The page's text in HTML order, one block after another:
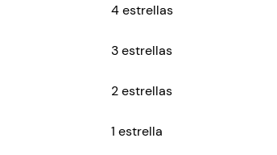
4 estrellas
3 estrellas
2 estrellas
1 estrella